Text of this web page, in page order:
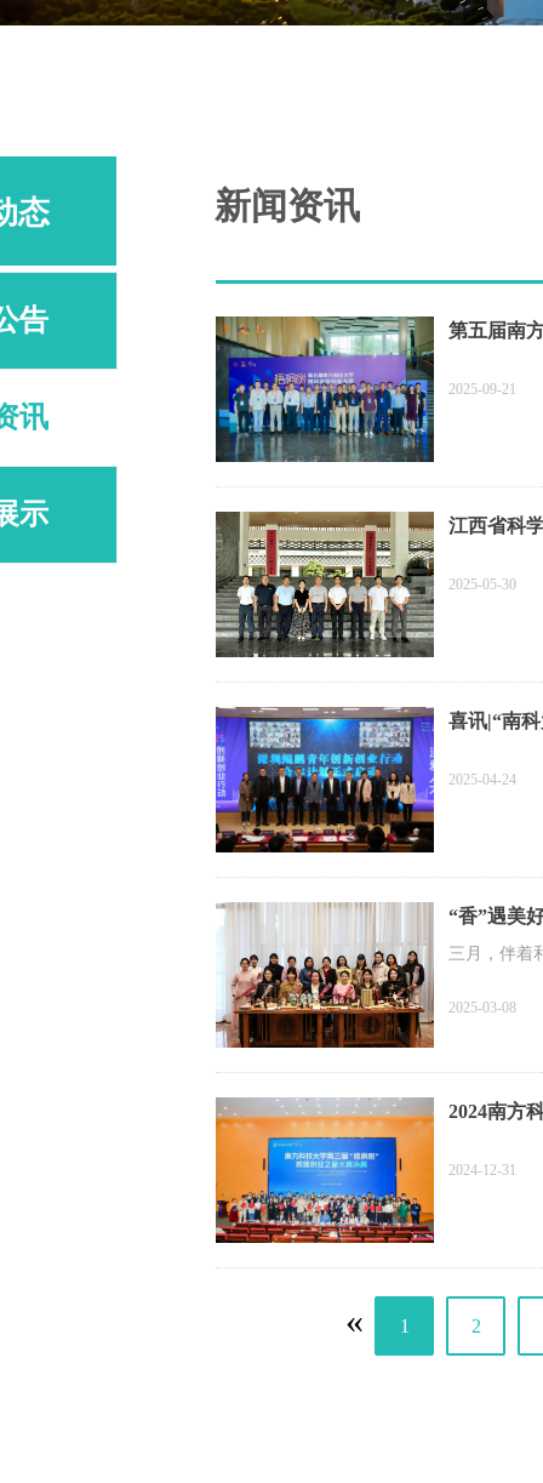
告
讯
示
新闻资讯
第五届南
2025-09-21
江西省科
2025-05-30
喜讯|“南
2025-04-24
“香”遇美
三月，伴着
2025-03-08
2024南方
2024-12-31
« 1 2
态